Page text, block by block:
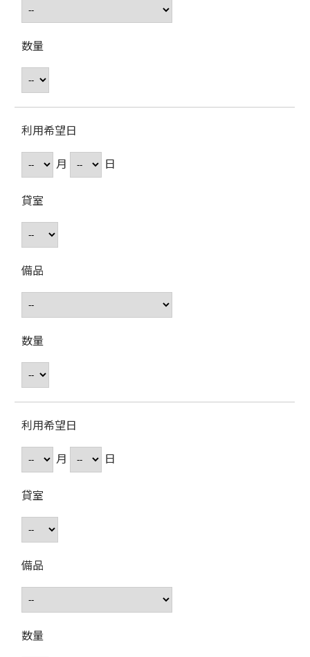
数量
利用希望日
月
日
貸室
備品
数量
利用希望日
月
日
貸室
備品
数量